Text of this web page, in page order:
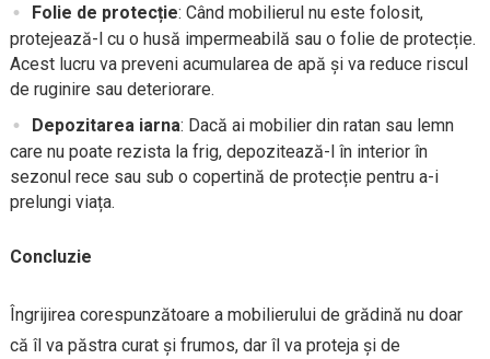
Folie de protecție: Când mobilierul nu este folosit,
protejează-l cu o husă impermeabilă sau o folie de protecție.
Acest lucru va preveni acumularea de apă și va reduce riscul
de ruginire sau deteriorare.
Depozitarea iarna: Dacă ai mobilier din ratan sau lemn
care nu poate rezista la frig, depozitează-l în interior în
sezonul rece sau sub o copertină de protecție pentru a-i
prelungi viața.
Concluzie
Îngrijirea corespunzătoare a mobilierului de grădină nu doar
că îl va păstra curat și frumos, dar îl va proteja și de